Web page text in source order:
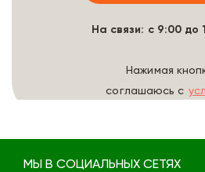
На связи: с 9:00 до
Нажимая
соглашаюсь с
МЫ В СОЦИАЛЬНЫХ СЕТЯХ